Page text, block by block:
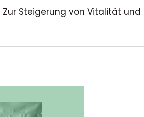
Zur Steigerung von Vitalität